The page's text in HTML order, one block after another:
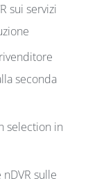
sui servizi
seconda
selection in
sulle